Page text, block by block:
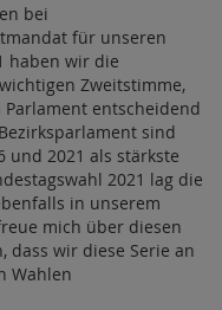
bei
für unseren
haben wir die
Zweitstimme,
entscheidend
sind
und 2021 als stärkste
2021 lag die
in unserem
mich über diesen
dass wir diese Serie an
Wahlen